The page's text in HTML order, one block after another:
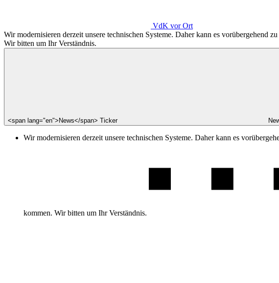
VdK vor Ort
Wir modernisieren derzeit unsere technischen Systeme. Daher kann es vorübergehend
Wir bitten um Ihr Verständnis.
<span lang="en">News</span> Ticker
Wir modernisieren derzeit unsere technischen Systeme. Daher kann es
kommen. Wir bitten um Ihr Verständnis.